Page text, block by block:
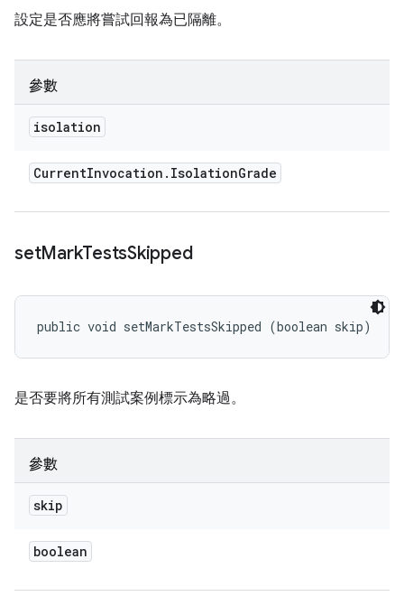
設定是否應將嘗試回報為已隔離。
參數
isolation
CurrentInvocation . IsolationGrade
setMarkTestsSkipped
public void setMarkTestsSkipped (boolean skip)
是否要將所有測試案例標示為略過。
參數
skip
boolean